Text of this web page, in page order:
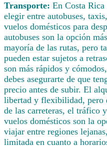
Transporte: En Costa Rica
elegir entre autobuses,
vuelos domésticos para
autobuses son la opción
mayoría de las rutas, pero
pueden estar sujetos a
son más rápidos y
debes asegurarte de que
precio antes de subir. El
libertad y flexibilidad, pero
de las carreteras, el tráfico
vuelos domésticos son la
viajar entre regiones
limitada en cuanto a